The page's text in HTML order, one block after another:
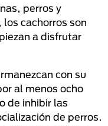
perros y
cachorros son
a disfrutar
con su
al menos ocho
de inhibir las
de perros.